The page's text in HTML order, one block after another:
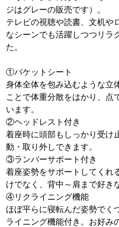
ジはグレーの販売です）。
テレビの視聴や読書、文机や
なシーンでも活躍しつつリラ
た。
①バケットシート
身体全体を包み込むような立
ことで体重分散をはかり、点
います。
②ヘッドレスト付き
着座時に頭部もしっかり受け
動・取り外しできます。
③ランバーサポート付き
着座姿勢をサポートしてくれ
けでなく、背中～肩まで好き
④リクライニング機能
ほぼ平らに寝転んだ姿勢でく
ライニング機能付き。お好み